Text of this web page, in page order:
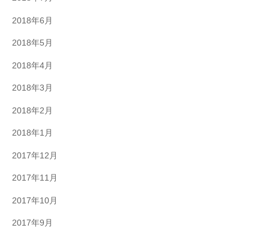
2018年6月
2018年5月
2018年4月
2018年3月
2018年2月
2018年1月
2017年12月
2017年11月
2017年10月
2017年9月